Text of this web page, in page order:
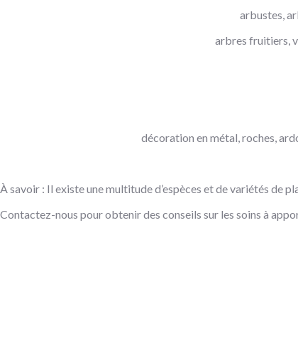
arbustes,
arbres fruitiers,
décoration en métal, roches,
À savoir : Il existe une multitude d’espèces et de variétés de
Contactez-nous pour obtenir des conseils sur les soins à